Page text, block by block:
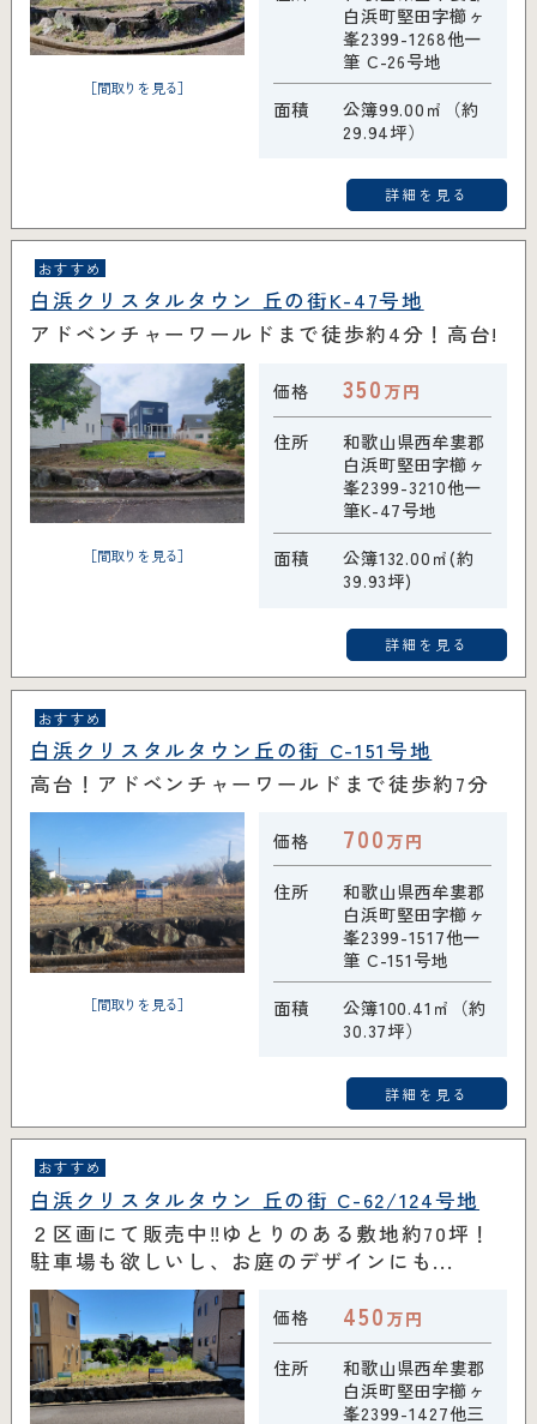
［間取りを見る］
白浜町堅田字櫛ヶ
峯2399-1268他一
筆 C-26号地
面積
公簿99.00㎡（約
29.94坪）
詳細を見る
おすすめ
白浜クリスタルタウン 丘の街K-47号地
アドベンチャーワールドまで徒歩約4分！高台!
［間取りを見る］
価格 350万円
住所
和歌山県西牟婁郡
白浜町堅田字櫛ヶ
峯2399-3210他一
筆K-47号地
面積
公簿132.00㎡(約
39.93坪)
詳細を見る
おすすめ
白浜クリスタルタウン丘の街 C-151号地
高台！アドベンチャーワールドまで徒歩約7分
［間取りを見る］
価格 700万円
住所
和歌山県西牟婁郡
白浜町堅田字櫛ヶ
峯2399-1517他一
筆 C-151号地
面積
公簿100.41㎡（約
30.37坪）
詳細を見る
おすすめ
白浜クリスタルタウン 丘の街 C-62/124号地
２区画にて販売中‼ゆとりのある敷地約70坪！
駐車場も欲しいし、お庭のデザインにも...
価格 450万円
住所
和歌山県西牟婁郡
白浜町堅田字櫛ヶ
峯2399-1427他三